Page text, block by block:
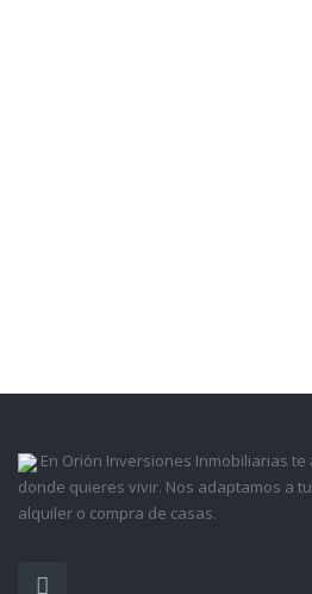
En Orión Inversiones Inmobiliarias
donde quieres vivir. Nos adaptamos a
alquiler o compra de casas.